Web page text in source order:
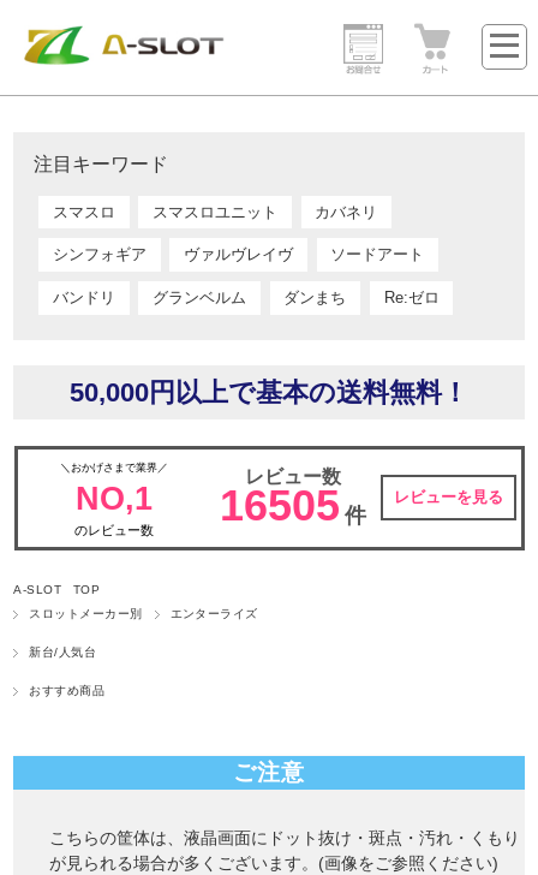
注目キーワード
スマスロ スマスロユニット カバネリ
シンフォギア ヴァルヴレイヴ ソードアート
バンドリ グランベルム ダンまち Re:ゼロ
50,000円以上で基本の送料無料！
＼おかげさまで業界／
NO,1
のレビュー数
レビュー数
16505 件
レビューを見る
A-SLOT TOP
スロットメーカー別
エンターライズ
新台/人気台
おすすめ商品
ご注意
こちらの筐体は、液晶画面にドット抜け・斑点・汚れ・くもり
が見られる場合が多くございます。(画像をご参照ください)